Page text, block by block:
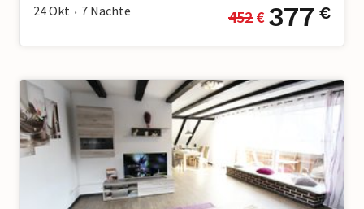
24 Okt • 7 Nächte 452 € 377 €